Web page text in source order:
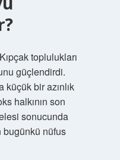
toplulukları
güçlendirdi.
bir azınlık
halkının son
sonucunda
bugünkü nüfus